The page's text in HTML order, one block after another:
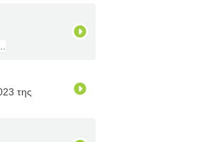
της